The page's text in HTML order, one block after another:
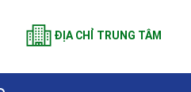
ĐỊA CHỈ TRUNG TÂM